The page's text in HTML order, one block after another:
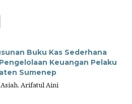
Buku Kas Sederhana
Keuangan Pelaku
Sumenep
Arifatul Aini